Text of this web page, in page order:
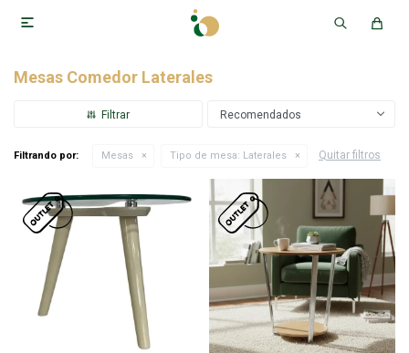

Mesas Comedor Laterales
Recomendados
Filtrando por: Mesas Tipo de mesa: Laterales Quitar filtros